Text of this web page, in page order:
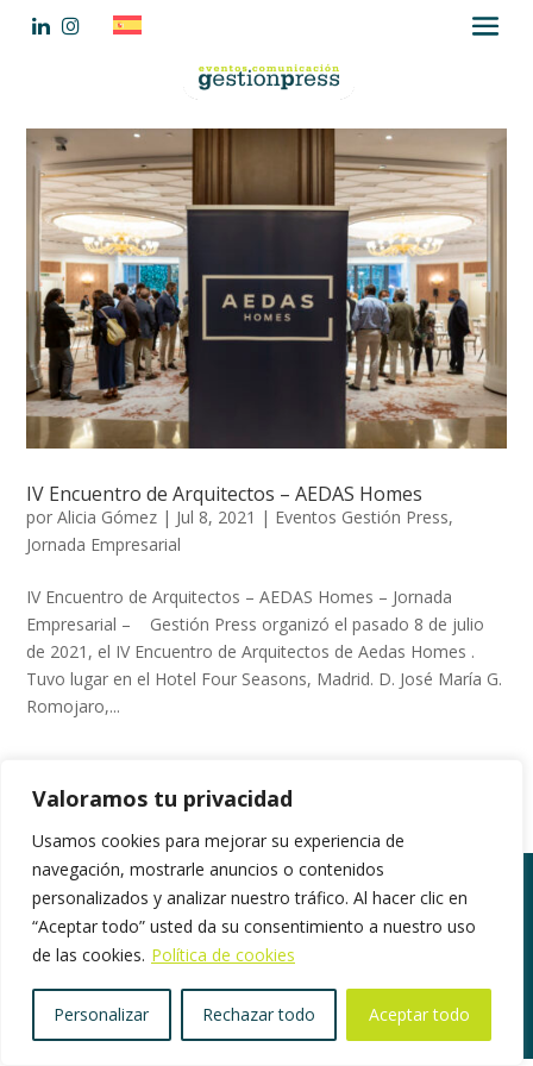
Valoramos tu privacidad
Usamos cookies para mejorar su experiencia de
navegación, mostrarle anuncios o contenidos
personalizados y analizar nuestro tráfico. Al hacer clic en
“Aceptar todo” usted da su consentimiento a nuestro uso
de las cookies. Política de cookies
Personalizar Rechazar todo Aceptar todo
IV Encuentro de Arquitectos – AEDAS Homes
porAlicia Gómez | Jul 8, 2021 | Eventos Gestión Press,
Jornada Empresarial
IV Encuentro de Arquitectos – AEDAS Homes – Jornada
Empresarial – Gestión Press organizó el pasado 8 de julio
de 2021, el IV Encuentro de Arquitectos de Aedas Homes .
Tuvo lugar en el Hotel Four Seasons, Madrid. D. José María G.
Romojaro,...
www.gestionpress.com|Política de privacidad
Herramientas de Privacidad